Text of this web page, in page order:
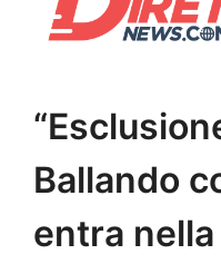
contenuto
Ballando
entra